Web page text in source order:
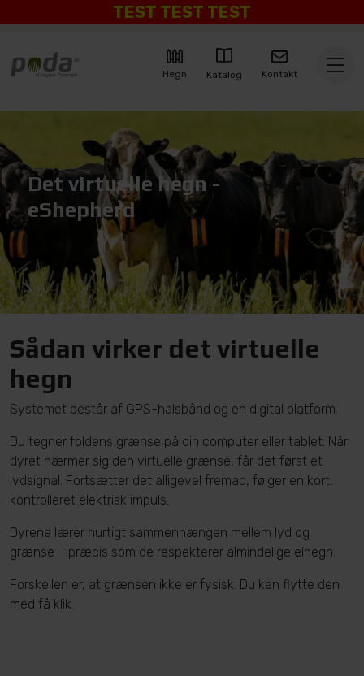
TEST TEST TEST
Hegn Katalog Kontakt
Det virtuelle hegn -
eShepherd
Sådan virker det virtuelle
hegn
Systemet består af GPS-halsbånd og en digital platform.
Du tegner foldens grænse på din computer eller tablet. Når
dyret nærmer sig den virtuelle grænse, får det først et
lydsignal. Fortsætter det alligevel fremad, følger en kort,
kontrolleret elektrisk impuls.
Dyrene lærer hurtigt sammenhængen mellem lyd og
grænse – præcis som de respekterer almindelige elhegn.
Forskellen er, at grænsen ikke er fysisk. Du kan flytte den
med få klik.